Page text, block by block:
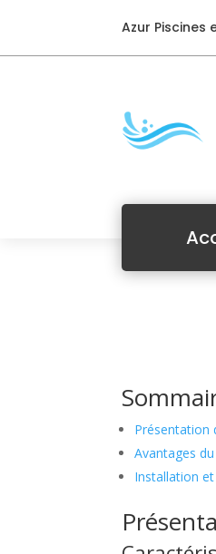
Azur Piscines
Présentation
Avantages
Installation